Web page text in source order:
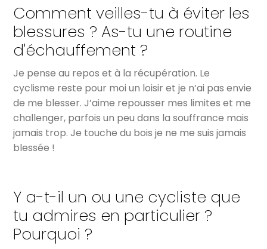
Comment veilles-tu à éviter les
blessures ? As-tu une routine
d'échauffement ?
Je pense au repos et à la récupération. Le
cyclisme reste pour moi un loisir et je n’ai pas envie
de me blesser. J’aime repousser mes limites et me
challenger, parfois un peu dans la souffrance mais
jamais trop. Je touche du bois je ne me suis jamais
blessée !
Y a-t-il un ou une cycliste que
tu admires en particulier ?
Pourquoi ?